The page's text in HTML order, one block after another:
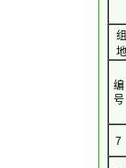
编
号
7